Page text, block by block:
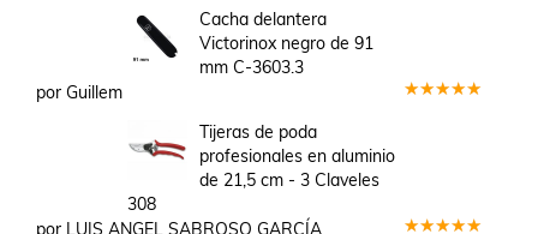
Cacha delantera
Victorinox negro de 91
mm C-3603.3
por Guillem
Tijeras de poda
profesionales en aluminio
de 21,5 cm - 3 Claveles
308
por LUIS ANGEL SABROSO GARCÍA